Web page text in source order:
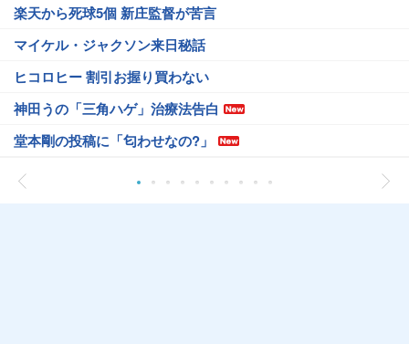
楽天から死球5個 新庄監督が苦言
マイケル・ジャクソン来日秘話
ヒコロヒー 割引お握り買わない
神田うの「三角ハゲ」治療法告白
堂本剛の投稿に「匂わせなの?」